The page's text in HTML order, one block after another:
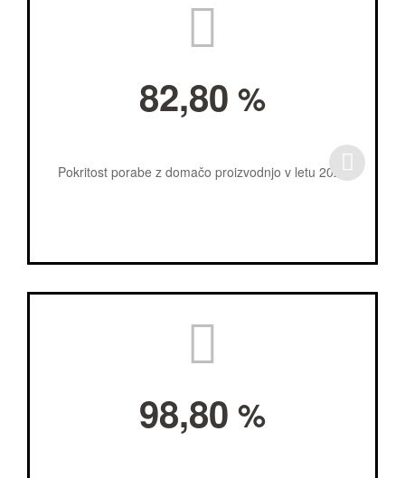
82,80 %
Pokritost porabe z domačo proizvodnjo v letu 2025
98,80 %